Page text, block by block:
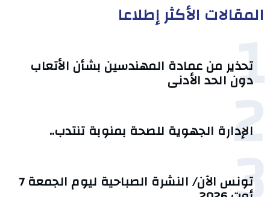
المقالات الأكثر إطلاعا
1
تحذير من عمادة المهندسين بشأن الأتعاب
دون الحد الأدنى
2
الإدارة الجهوية للصحة بمنوبة تنتدب..
تونس الآن/ النشرة الصباحية ليوم الجمعة 7